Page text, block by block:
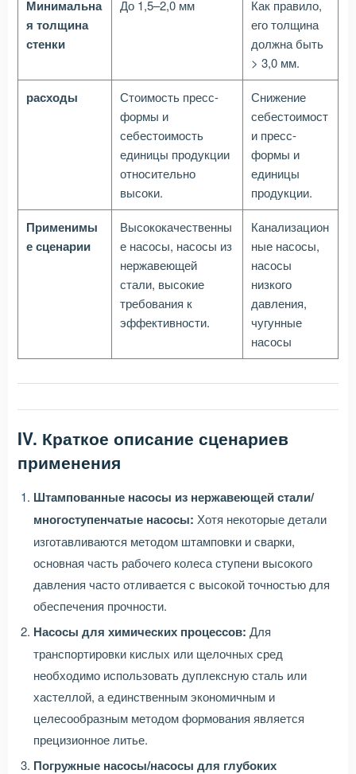
Минимальна
я толщина
стенки
До 1,5–2,0 мм
Как правило,
его толщина
должна быть
> 3,0 мм.
расходы
Стоимость пресс-
формы и
себестоимость
единицы продукции
относительно
высоки.
Снижение
себестоимост
и пресс-
формы и
единицы
продукции.
Применимы
е сценарии
Высококачественны
е насосы, насосы из
нержавеющей
стали, высокие
требования к
эффективности.
Канализацион
ные насосы,
насосы
низкого
давления,
чугунные
насосы
IV. Краткое описание сценариев
применения
Штампованные насосы из нержавеющей стали/
многоступенчатые насосы: Хотя некоторые детали
изготавливаются методом штамповки и сварки,
основная часть рабочего колеса ступени высокого
давления часто отливается с высокой точностью для
обеспечения прочности.
Насосы для химических процессов: Для
транспортировки кислых или щелочных сред
необходимо использовать дуплексную сталь или
хастеллой, а единственным экономичным и
целесообразным методом формования является
прецизионное литье.
Погружные насосы/насосы для глубоких